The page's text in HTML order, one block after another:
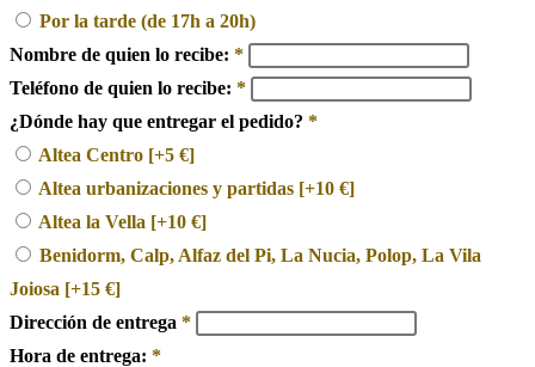
Por la tarde (de 17h a 20h)
Nombre de quien lo recibe: *
Teléfono de quien lo recibe: *
¿Dónde hay que entregar el pedido? *
Altea Centro [+5 €]
Altea urbanizaciones y partidas [+10 €]
Altea la Vella [+10 €]
Benidorm, Calp, Alfaz del Pi, La Nucia, Polop, La Vila
Joiosa [+15 €]
Dirección de entrega *
Hora de entrega: *